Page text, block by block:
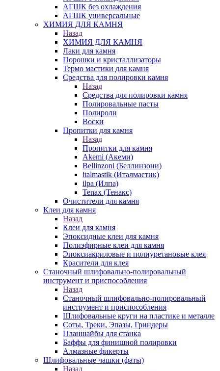
АГШК без охлаждения
АГШК универсальные
ХИМИЯ ДЛЯ КАМНЯ
Назад
ХИМИЯ ДЛЯ КАМНЯ
Лаки для камня
Порошки и кристаллизаторы
Термо мастики для камня
Средства для полировки камня
Назад
Средства для полировки камня
Полировальные пасты
Полироли
Воски
Пропитки для камня
Назад
Пропитки для камня
Akemi (Акеми)
Bellinzoni (Беллинзони)
italmastik (Италмастик)
ilpa (Илпа)
Tenax (Тенакс)
Очистители для камня
Клеи для камня
Назад
Клеи для камня
Эпоксидные клеи для камня
Полиэфирные клеи для камня
Эпоксиакриловые и полиуретановые клея
Красители для клея
Станочный шлифовально-полировальный
инструмент и приспособления
Назад
Станочный шлифовально-полировальный
инструмент и приспособления
Шлифовальные круги на пластике и металле
Соты, Треки, Эпазы, Гриндеры
Планшайбы для станка
Баффы для финишной полировки
Алмазные фикерты
Шлифовальные чашки (фаты)
Назад